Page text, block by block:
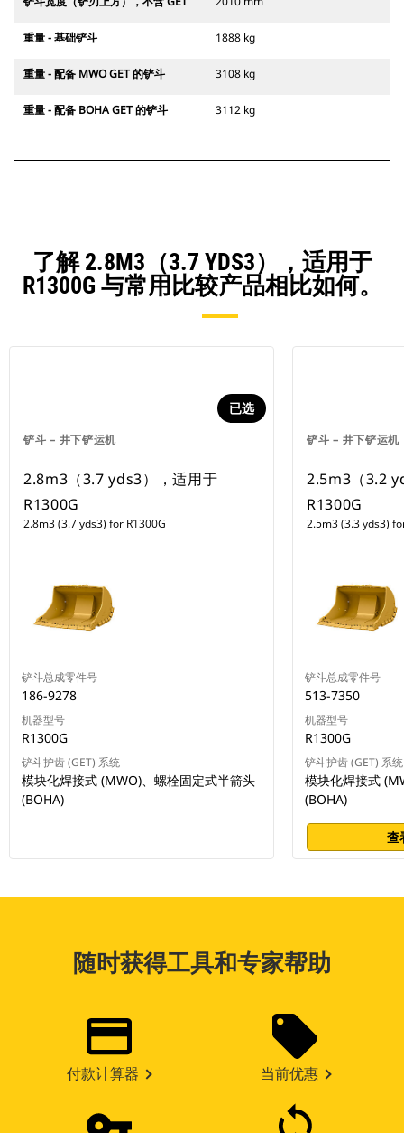
重量 - 基础铲斗 1888 kg
重量 - 配备 MWO GET 的铲斗 3108 kg
重量 - 配备 BOHA GET 的铲斗 3112 kg
了解 2.8M3（3.7 YDS3），适用于
R1300G 与常用比较产品相比如何。
铲斗 – 井下铲运机
已选
2.8m3（3.7 yds3），适用于
R1300G
2.8m3 (3.7 yds3) for R1300G
铲斗总成零件号
186-9278
机器型号
R1300G
铲斗护齿 (GET) 系统
模块化焊接式 (MWO)、螺栓固定式半箭头
(BOHA)
铲斗 – 井下铲运机
2.5m3（3.2
R1300G
2.5m3 (3.3 yds3)
铲斗总成零件号
513-7350
机器型号
R1300G
铲斗护齿 (GET) 系统
模块化焊接式
(BOHA)
查
随时获得工具和专家帮助
付款计算器 当前优惠